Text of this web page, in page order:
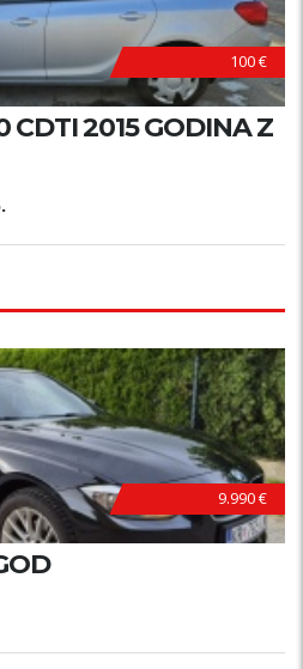
100 €
CDTI 2015 GODINA Z
9.990 €